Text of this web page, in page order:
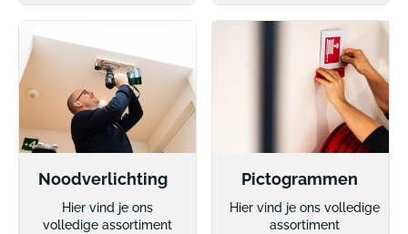
Noodverlichting
Hier vind je ons
volledige assortiment
Pictogrammen
Hier vind je ons volledige
assortiment